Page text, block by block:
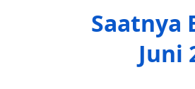
Saatnya
Juni